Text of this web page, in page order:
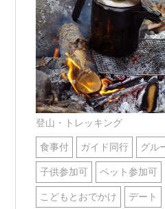
登山・トレッキング
食事付 ガイド同行 グル
子供参加可 ペット参加可
こどもとおでかけ デート